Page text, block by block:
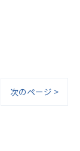
次のページ >